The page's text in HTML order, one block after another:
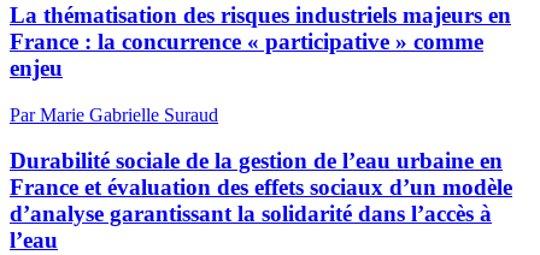
La thématisation des risques industriels majeurs en
France : la concurrence « participative » comme
enjeu
Par Marie Gabrielle Suraud
Durabilité sociale de la gestion de l’eau urbaine en
France et évaluation des effets sociaux d’un modèle
d’analyse garantissant la solidarité dans l’accès à
l’eau